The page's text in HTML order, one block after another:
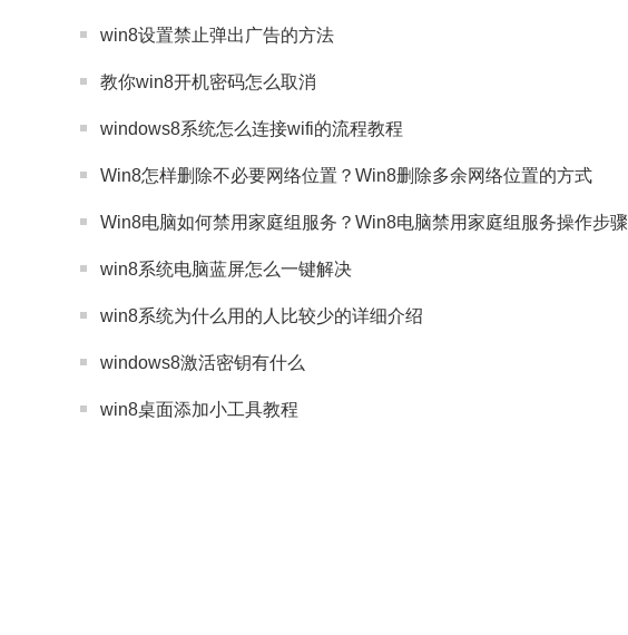
win8设置禁止弹出广告的方法
教你win8开机密码怎么取消
windows8系统怎么连接wifi的流程教程
Win8怎样删除不必要网络位置？Win8删除多余网络位置的方式
Win8电脑如何禁用家庭组服务？Win8电脑禁用家庭组服务操作步骤
win8系统电脑蓝屏怎么一键解决
win8系统为什么用的人比较少的详细介绍
windows8激活密钥有什么
win8桌面添加小工具教程